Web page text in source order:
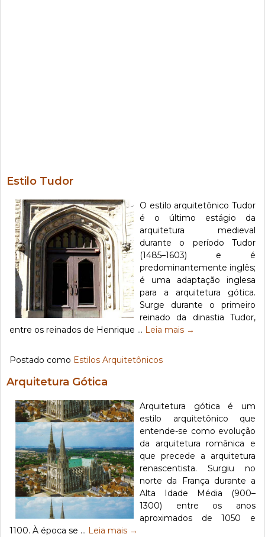
Estilo Tudor
O estilo arquitetônico Tudor
é o último estágio da
arquitetura medieval
durante o período Tudor
(1485–1603) e é
predominantemente inglês;
é uma adaptação inglesa
para a arquitetura gótica.
Surge durante o primeiro
reinado da dinastia Tudor,
entre os reinados de Henrique … Leia mais →
Postado como Estilos Arquitetônicos
Arquitetura Gótica
Arquitetura gótica é um
estilo arquitetônico que
entende-se como evolução
da arquitetura românica e
que precede a arquitetura
renascentista. Surgiu no
norte da França durante a
Alta Idade Média (900–
1300) entre os anos
aproximados de 1050 e
1100. À época se … Leia mais →